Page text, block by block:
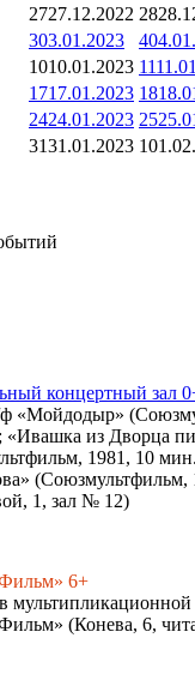
2727.12.2022 28
303.01.2023 4
1010.01.2023 11
1717.01.2023 18
2424.01.2023 25
3131.01.2023 1
концертный зал
«Мойдодыр»
«Ивашка из Дворца
1981, 10
(Союзмультфильм,
1, зал № 12)
6+
мультипликационной
(Конева, 6,